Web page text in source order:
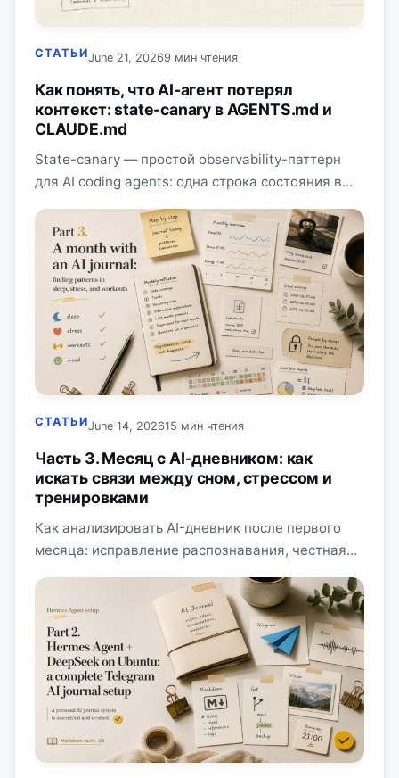
СТАТЬИJune 21, 20269 мин чтения
Как понять, что AI-агент потерял
контекст: state-canary в AGENTS.md и
CLAUDE.md
State-canary — простой observability-паттерн
для AI coding agents: одна строка состояния в
context drift, потерю scope и забытые
ограничения.
СТАТЬИJune 14, 202615 мин чтения
Часть 3. Месяц с AI-дневником: как
искать связи между сном, стрессом и
тренировками
Как анализировать AI-дневник после первого
месяца: исправление распознавания, честная